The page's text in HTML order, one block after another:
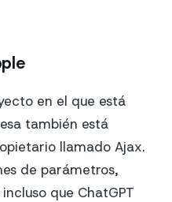
en el que está
también está
llamado Ajax.
de parámetros,
que ChatGPT